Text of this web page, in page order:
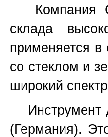
Компания
склада
применяется в
со стеклом и
широкий
Инструмент
(Германия).